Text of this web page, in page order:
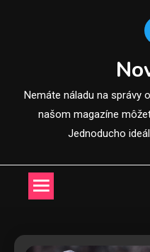
Nemáte náladu na správy
našom magazíne
Jednoducho